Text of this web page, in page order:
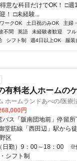
な科目だけでOK！ □週
！ □未経験...
ークOK 土日祝のみOK 主婦
不問 英語 未経験者歓迎 フ
シフト制 週4日以上OK 服装
有料老人ホームの
ホームランドあべの/医療
円
堂筋線「西田辺」駅から
区
日勤）9：00～18：00 ※
シフト制